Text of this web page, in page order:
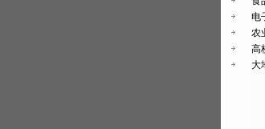
电
农
高
大